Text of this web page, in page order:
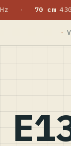
· 70 cm